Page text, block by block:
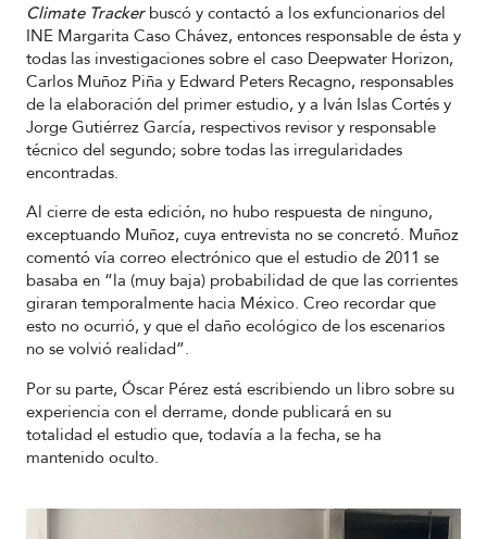
Climate Tracker buscó y contactó a los exfuncionarios del
INE Margarita Caso Chávez, entonces responsable de ésta y
todas las investigaciones sobre el caso Deepwater Horizon,
Carlos Muñoz Piña y Edward Peters Recagno, responsables
de la elaboración del primer estudio, y a Iván Islas Cortés y
Jorge Gutiérrez García, respectivos revisor y responsable
técnico del segundo; sobre todas las irregularidades
encontradas.
Al cierre de esta edición, no hubo respuesta de ninguno,
exceptuando Muñoz, cuya entrevista no se concretó. Muñoz
comentó vía correo electrónico que el estudio de 2011 se
basaba en “la (muy baja) probabilidad de que las corrientes
giraran temporalmente hacia México. Creo recordar que
esto no ocurrió, y que el daño ecológico de los escenarios
no se volvió realidad”.
Por su parte, Óscar Pérez está escribiendo un libro sobre su
experiencia con el derrame, donde publicará en su
totalidad el estudio que, todavía a la fecha, se ha
mantenido oculto.